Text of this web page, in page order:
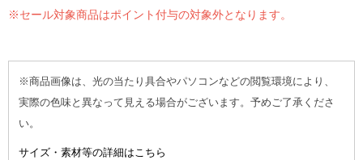
※セール対象商品はポイント付与の対象外となります。
※商品画像は、光の当たり具合やパソコンなどの閲覧環境により、
実際の色味と異なって見える場合がございます。予めご了承くださ
い。
サイズ・素材等の詳細はこちら